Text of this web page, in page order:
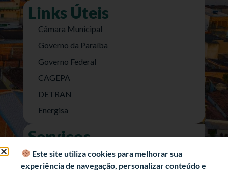
Links Úteis
Câmara Municipal
Governo da Paraíba
Governo Federal
CAGEPA
DETRAN
Energisa
Serviços
Nota Fiscal Eletrônica
Este site utiliza cookies para melhorar sua
experiência de navegação, personalizar conteúdo e